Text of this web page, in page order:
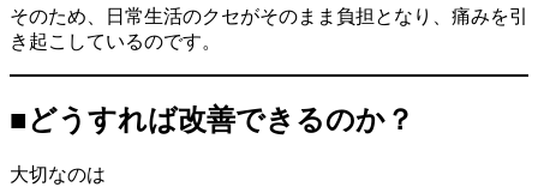
そのため、日常生活のクセがそのまま負担となり、痛みを引
き起こしているのです。
■どうすれば改善できるのか？
大切なのは